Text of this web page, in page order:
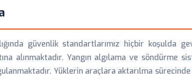
güvenlik standartlarımız hiçbir
alınmaktadır. Yangın algılama ve
Yüklerin araçlara aktarılma